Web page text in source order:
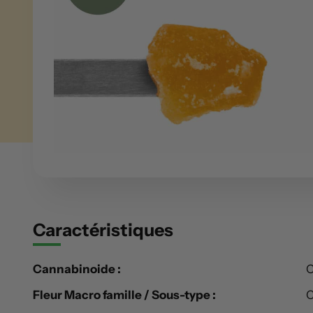
Caractéristiques
Cannabinoide :
Fleur Macro famille / Sous-type :